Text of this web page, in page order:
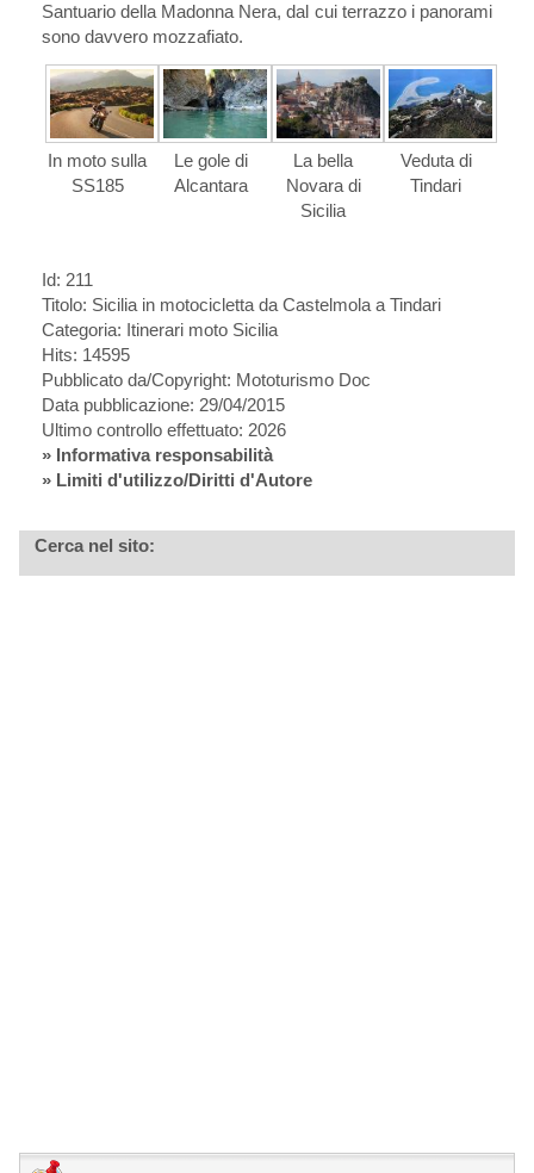
Santuario della Madonna Nera, dal cui terrazzo i panorami
sono davvero mozzafiato.
In moto sulla
SS185
Le gole di
Alcantara
La bella
Novara di
Sicilia
Veduta di
Tindari
Id: 211
Titolo: Sicilia in motocicletta da Castelmola a Tindari
Categoria: Itinerari moto Sicilia
Hits: 14595
Pubblicato da/Copyright: Mototurismo Doc
Data pubblicazione: 29/04/2015
Ultimo controllo effettuato: 2026
» Informativa responsabilità
» Limiti d'utilizzo/Diritti d'Autore
Cerca nel sito: